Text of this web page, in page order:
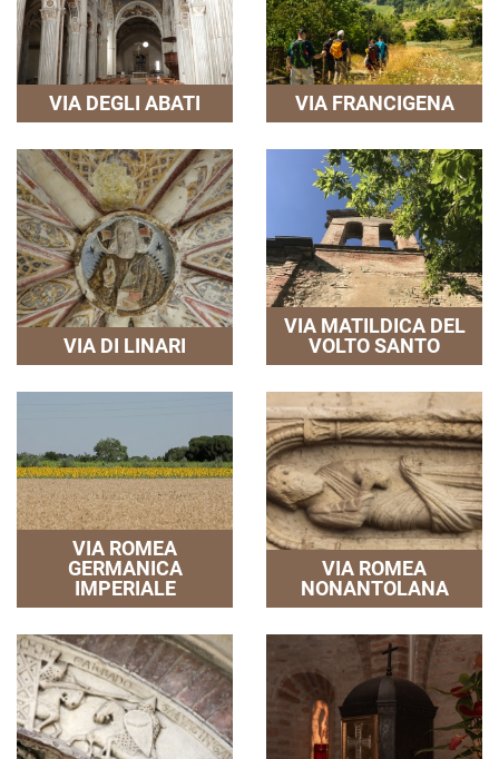
VIA DEGLI ABATI VIA FRANCIGENA
VIA DI LINARI
VIA MATILDICA DEL
VOLTO SANTO
VIA ROMEA
GERMANICA
IMPERIALE
VIA ROMEA
NONANTOLANA